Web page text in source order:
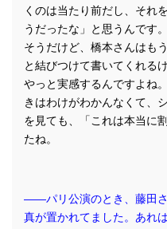
くのは当たり前だし、それ
うだったな」と思うんです
そうだけど、橋本さんはも
と結びつけて書いてくれる
やっと実感するんですよね
きはわけがわかんなくて、
を見ても、「これは本当に
たね。
――パリ公演のとき、藤田
真が置かれてました。あれ